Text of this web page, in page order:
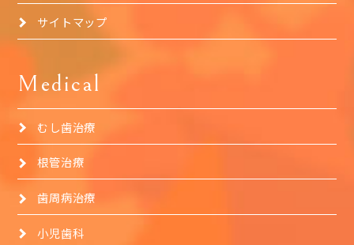
サイトマップ
Medical
むし歯治療
根管治療
歯周病治療
小児歯科